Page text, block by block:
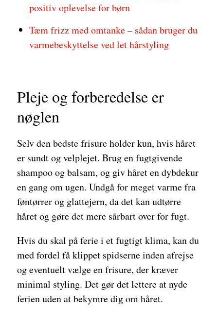
positiv oplevelse for børn
Tæm frizz med omtanke – sådan bruger du
varmebeskyttelse ved let hårstyling
Pleje og forberedelse er
nøglen
Selv den bedste frisure holder kun, hvis håret
er sundt og velplejet. Brug en fugtgivende
shampoo og balsam, og giv håret en dybdekur
en gang om ugen. Undgå for meget varme fra
føntørrer og glattejern, da det kan udtørre
håret og gøre det mere sårbart over for fugt.
Hvis du skal på ferie i et fugtigt klima, kan du
med fordel få klippet spidserne inden afrejse
og eventuelt vælge en frisure, der kræver
minimal styling. Det gør det lettere at nyde
ferien uden at bekymre dig om håret.